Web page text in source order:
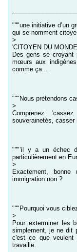
"""une initiative d’un
qui se nomment
>
'CITOYEN DU
Des gens se croyant
mœurs aux
comme ça...
"""Nous prétendons
>
Comprenez
souverainetés, casser
"""’il y a un échec
particulièrement en
>
Exactement,
immigration non ?
"""Pourquoi vous
>
Pour exterminer les
simplement, je ne dit
c'est ce que
travaille.